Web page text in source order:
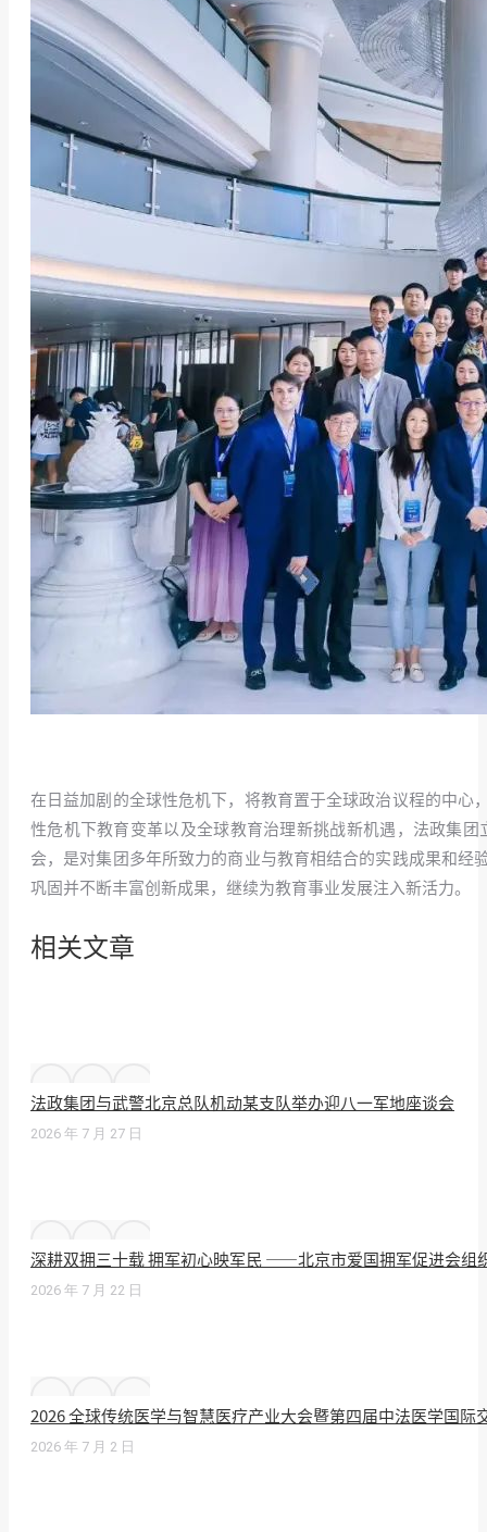
在日益加剧的全球性危机下，将教育置于全球政治议程的中
性危机下教育变革以及全球教育治理新挑战新机遇，法政集
会，是对集团多年所致力的商业与教育相结合的实践成果和
巩固并不断丰富创新成果，继续为教育事业发展注入新活力。
相关文章
法政集团与武警北京总队机动某支队举办迎八一军地座谈会
2026 年 7 月 27 日
深耕双拥三十载 拥军初心映军民 ——北京市爱国拥军促进会组
2026 年 7 月 22 日
2026 全球传统医学与智慧医疗产业大会暨第四届中法医学国际
2026 年 7 月 2 日